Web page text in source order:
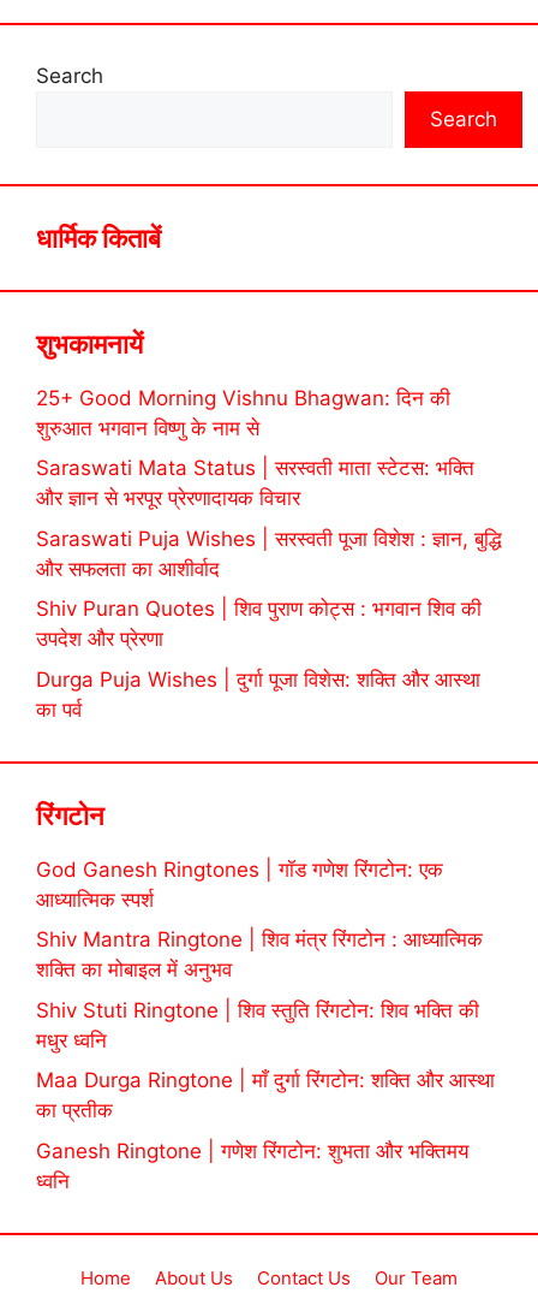
Search
Search
धार्मिक किताबें
शुभकामनायें
25+ Good Morning Vishnu Bhagwan: दिन की
शुरुआत भगवान विष्णु के नाम से
Saraswati Mata Status | सरस्वती माता स्टेटस: भक्ति
और ज्ञान से भरपूर प्रेरणादायक विचार
Saraswati Puja Wishes | सरस्वती पूजा विशेश : ज्ञान, बुद्धि
और सफलता का आशीर्वाद
Shiv Puran Quotes | शिव पुराण कोट्स : भगवान शिव की
उपदेश और प्रेरणा
Durga Puja Wishes | दुर्गा पूजा विशेस: शक्ति और आस्था
का पर्व
रिंगटोन
God Ganesh Ringtones | गॉड गणेश रिंगटोन: एक
आध्यात्मिक स्पर्श
Shiv Mantra Ringtone | शिव मंत्र रिंगटोन : आध्यात्मिक
शक्ति का मोबाइल में अनुभव
Shiv Stuti Ringtone | शिव स्तुति रिंगटोन: शिव भक्ति की
मधुर ध्वनि
Maa Durga Ringtone | माँ दुर्गा रिंगटोन: शक्ति और आस्था
का प्रतीक
Ganesh Ringtone | गणेश रिंगटोन: शुभता और भक्तिमय
ध्वनि
Home About Us Contact Us Our Team